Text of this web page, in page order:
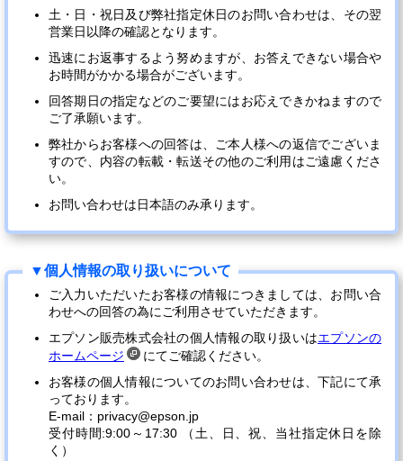
土・日・祝日及び弊社指定休日のお問い合わせは、その翌
営業日以降の確認となります。
迅速にお返事するよう努めますが、お答えできない場合や
お時間がかかる場合がございます。
回答期日の指定などのご要望にはお応えできかねますので
ご了承願います。
弊社からお客様への回答は、ご本人様への返信でございま
すので、内容の転載・転送その他のご利用はご遠慮くださ
い。
お問い合わせは日本語のみ承ります。
ご入力いただいたお客様の情報につきましては、お問い合
わせへの回答の為にご利用させていただきます。
エプソン販売株式会社の個人情報の取り扱いはエプソンの
ホームページ
にてご確認ください。
お客様の個人情報についてのお問い合わせは、下記にて承
っております。
E-mail：privacy@epson.jp
受付時間:9:00～17:30 （土、日、祝、当社指定休日を除
く）